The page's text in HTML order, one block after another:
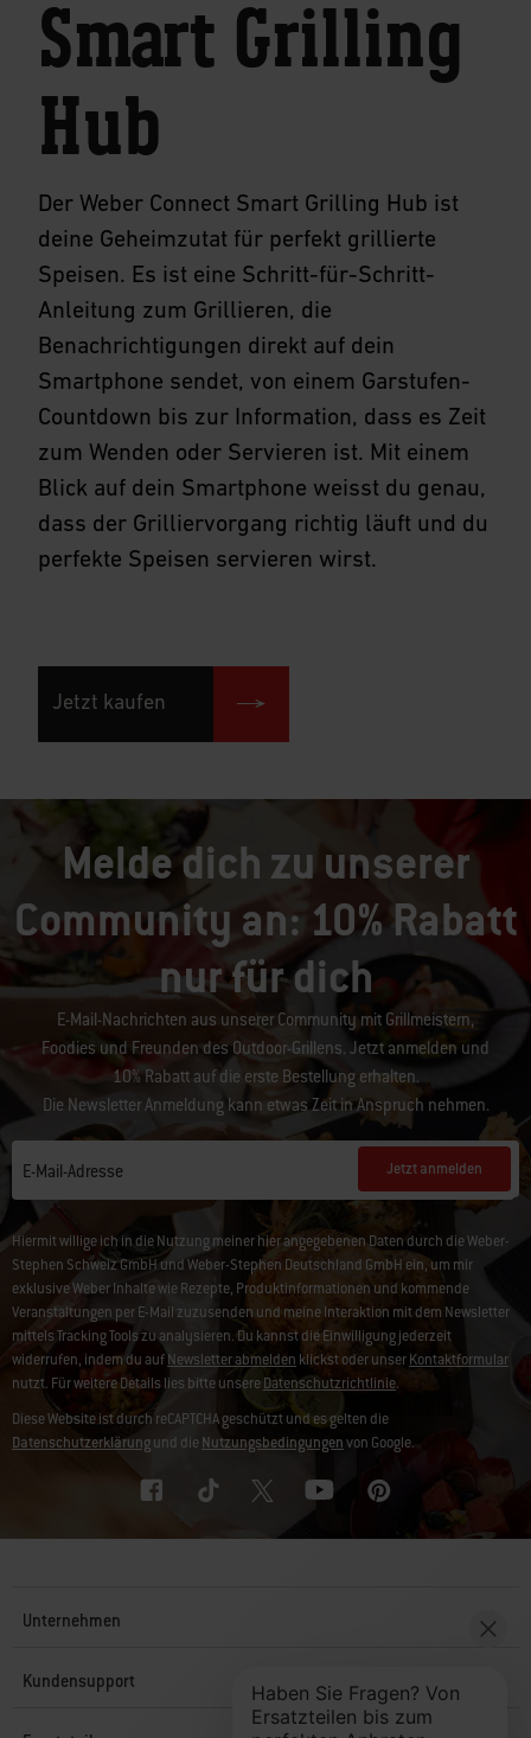
Smart Grilling
Hub
Der Weber Connect Smart Grilling Hub ist
deine Geheimzutat für perfekt grillierte
Speisen. Es ist eine Schritt-für-Schritt-
Anleitung zum Grillieren, die
Benachrichtigungen direkt auf dein
Smartphone sendet, von einem Garstufen-
Countdown bis zur Information, dass es Zeit
zum Wenden oder Servieren ist. Mit einem
Blick auf dein Smartphone weisst du genau,
dass der Grilliervorgang richtig läuft und du
perfekte Speisen servieren wirst.
Jetzt kaufen
Melde dich zu unserer
Community an: 10% Rabatt
nur für dich
E-Mail-Nachrichten aus unserer Community mit Grillmeistern,
Foodies und Freunden des Outdoor-Grillens. Jetzt anmelden und
10% Rabatt auf die erste Bestellung erhalten.
Die Newsletter Anmeldung kann etwas Zeit in Anspruch nehmen.
E-Mail-Adresse Jetzt anmelden
Hiermit willige ich in die Nutzung meiner hier angegebenen Daten durch die Weber-
Stephen Schweiz GmbH und Weber-Stephen Deutschland GmbH ein, um mir
exklusive Weber Inhalte wie Rezepte, Produktinformationen und kommende
Veranstaltungen per E-Mail zuzusenden und meine Interaktion mit dem Newsletter
mittels Tracking Tools zu analysieren. Du kannst die Einwilligung jederzeit
widerrufen, indem du aufNewsletter abmelden klickst oder unserKontaktformular
nutzt. Für weitere Details lies bitte unsereDatenschutzrichtlinie.
Diese Website ist durch reCAPTCHA geschützt und es gelten die
Datenschutzerklärungund dieNutzungsbedingungenvon Google.
Unternehmen
Kundensupport